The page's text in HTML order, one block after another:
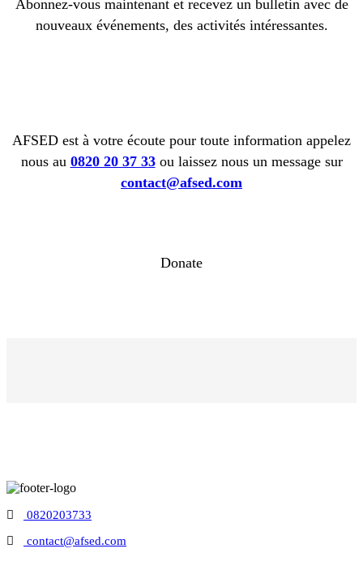
Abonnez-vous maintenant et recevez un bulletin avec de
nouveaux événements, des activités intéressantes.
AFSED est à votre écoute pour toute information appelez
nous au 0820 20 37 33ou laissez nous un message sur
contact@afsed.com
Donate
0820203733
contact@afsed.com